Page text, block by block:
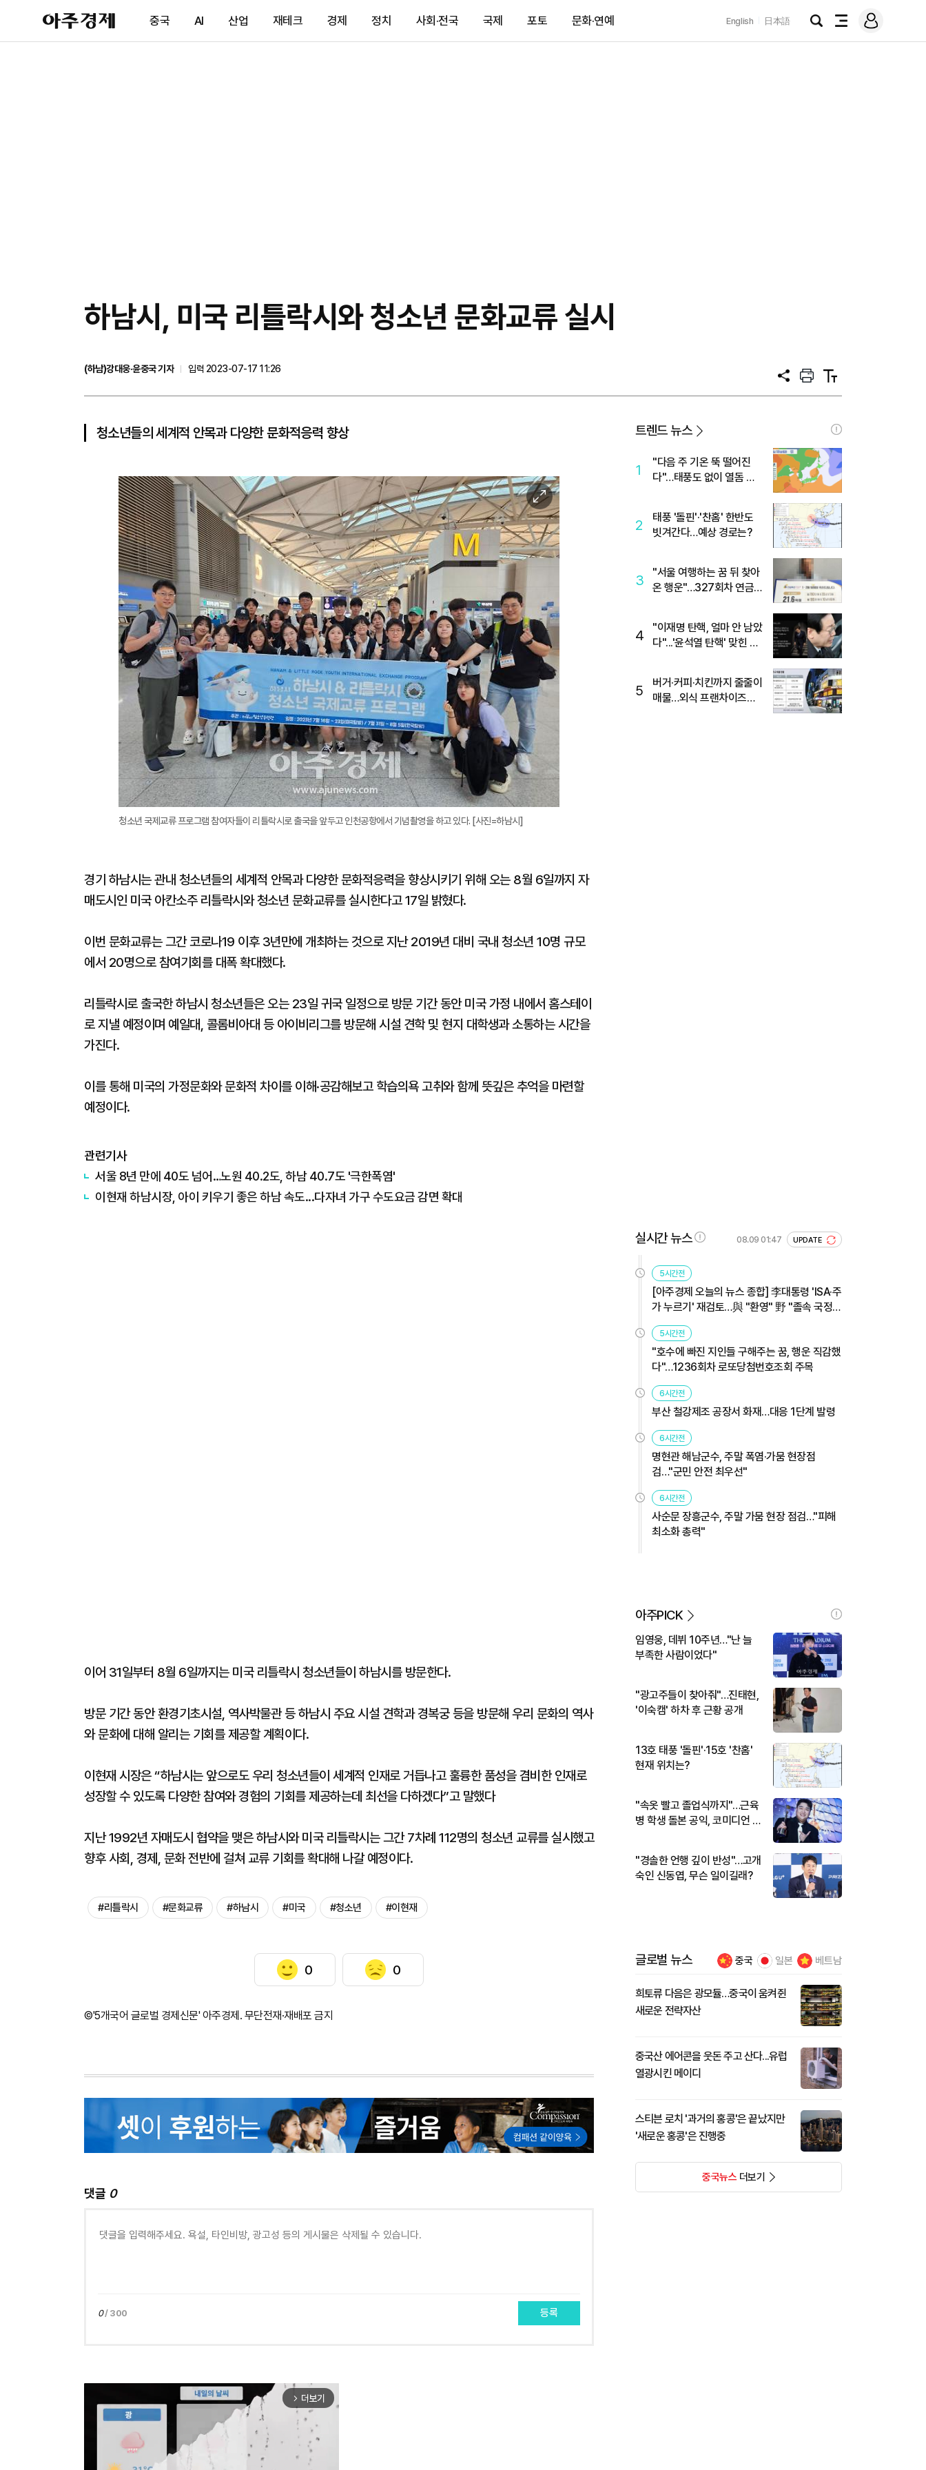
아
주
제
중국 AI 산업 재테크 경제 정치 사회·전국 국제 포토 문화·연예 English 日本語
검
전
메
그
하남시, 미국 리틀락시와 청소년 문화교류 실시
(하남)강대웅·윤중국 기자
입력 2023-07-17 11:26
공
프
트
텍
트
청소년들의 세계적 안목과 다양한 문화적응력 향상
이
미
지
확
청소년 국제교류 프로그램 참여자들이 리틀락시로 출국을 앞두고 인천공항에서 기념촬영을 하고 있다. [사진=하남시]
경기 하남시는 관내 청소년들의 세계적 안목과 다양한 문화적응력을 향상시키기 위해 오는 8월 6일까지 자
매도시인 미국 아칸소주 리틀락시와 청소년 문화교류를 실시한다고 17일 밝혔다.
이번 문화교류는 그간 코로나19 이후 3년만에 개최하는 것으로 지난 2019년 대비 국내 청소년 10명 규모
에서 20명으로 참여기회를 대폭 확대했다.
리틀락시로 출국한 하남시 청소년들은 오는 23일 귀국 일정으로 방문 기간 동안 미국 가정 내에서 홈스테이
로 지낼 예정이며 예일대, 콜롬비아대 등 아이비리그를 방문해 시설 견학 및 현지 대학생과 소통하는 시간을
가진다.
이를 통해 미국의 가정문화와 문화적 차이를 이해·공감해보고 학습의욕 고취와 함께 뜻깊은 추억을 마련할
예정이다.
관련기사
서울 8년 만에 40도 넘어…노원 40.2도, 하남 40.7도 '극한폭염'
이현재 하남시장, 아이 키우기 좋은 하남 속도...다자녀 가구 수도요금 감면 확대
이어 31일부터 8월 6일까지는 미국 리틀락시 청소년들이 하남시를 방문한다.
방문 기간 동안 환경기초시설, 역사박물관 등 하남시 주요 시설 견학과 경복궁 등을 방문해 우리 문화의 역사
와 문화에 대해 알리는 기회를 제공할 계획이다.
이현재 시장은 “하남시는 앞으로도 우리 청소년들이 세계적 인재로 거듭나고 훌륭한 품성을 겸비한 인재로
성장할 수 있도록 다양한 참여와 경험의 기회를 제공하는데 최선을 다하겠다”고 말했다
지난 1992년 자매도시 협약을 맺은 하남시와 미국 리틀락시는 그간 7차례 112명의 청소년 교류를 실시했고
향후 사회, 경제, 문화 전반에 걸쳐 교류 기회를 확대해 나갈 예정이다.
#리틀락시 #문화교류 #하남시 #미국 #청소년 #이현재
0 0
©'5개국어 글로벌 경제신문' 아주경제. 무단전재·재배포 금지
댓글 0
0/ 300 등록
arrow_forward_ios 더보기
트렌드 뉴스
1
"다음 주 기온 뚝 떨어진
다"…태풍도 없이 열돔 박
2
태풍 '돌핀'·'찬홈' 한반도
빗겨간다…예상 경로는?
3
"서울 여행하는 꿈 뒤 찾아
온 행운"…327회차 연금
4
"이재명 탄핵, 얼마 안 남았
다"...'윤석열 탄핵' 맞힌 무
5
버거·커피·치킨까지 줄줄이
매물…외식 프랜차이즈
실시간 뉴스 08.09 01:47 UPDATE
5시간전
[아주경제 오늘의 뉴스 종합] 李대통령 'ISA·주
가 누르기' 재검토…與 "환영" 野 "졸속 국정"
外
5시간전
"호수에 빠진 지인들 구해주는 꿈, 행운 직감했
다"…1236회차 로또당첨번호조회 주목
6시간전
부산 철강제조 공장서 화재…대응 1단계 발령
6시간전
명현관 해남군수, 주말 폭염·가뭄 현장점
검…"군민 안전 최우선"
6시간전
사순문 장흥군수, 주말 가뭄 현장 점검…"피해
최소화 총력"
아주PICK
임영웅, 데뷔 10주년…"난 늘
부족한 사람이었다"
"광고주들이 찾아줘"…진태현,
'이숙캠' 하차 후 근황 공개
13호 태풍 '돌핀'·15호 '찬홈'
현재 위치는?
"속옷 빨고 졸업식까지"…근육
병 학생 돌본 공익, 코미디언 김
"경솔한 언행 깊이 반성"…고개
숙인 신동엽, 무슨 일이길래?
글로벌 뉴스 중국 일본 베트남
희토류 다음은 광모듈…중국이 움켜쥔
새로운 전략자산
중국산 에어콘을 웃돈 주고 산다...유럽
열광시킨 메이디
스티븐 로치 '과거의 홍콩'은 끝났지만
'새로운 홍콩'은 진행중
중국뉴스더보기